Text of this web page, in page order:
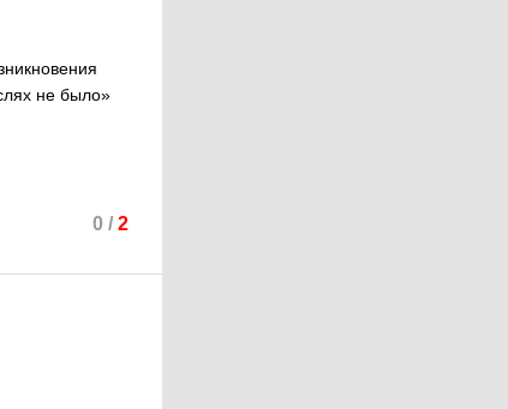
не было»
0 / 2